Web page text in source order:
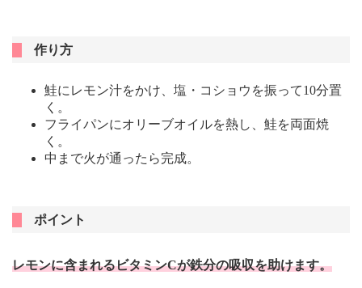
作り方
鮭にレモン汁をかけ、塩・コショウを振って10分置
く。
フライパンにオリーブオイルを熱し、鮭を両面焼
く。
中まで火が通ったら完成。
ポイント
レモンに含まれるビタミンCが鉄分の吸収を助けます。